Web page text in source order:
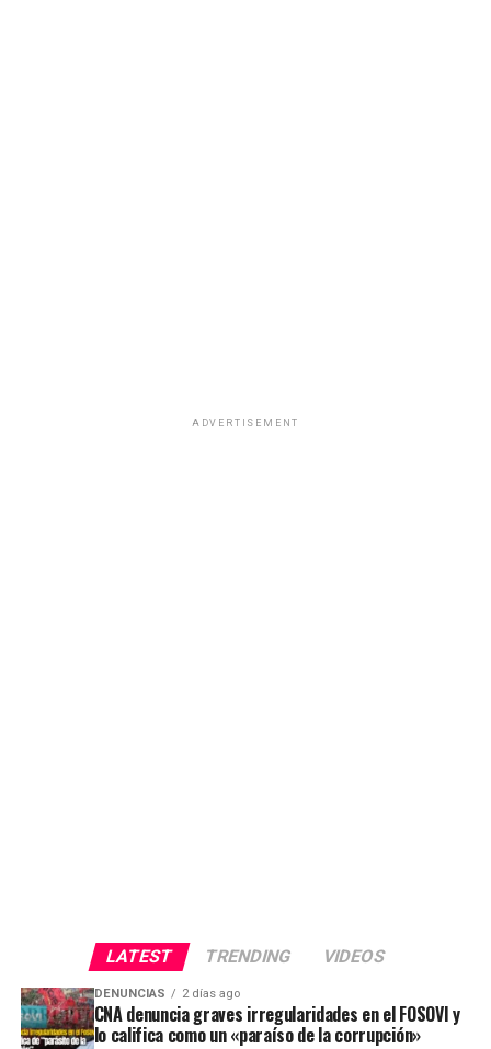
ADVERTISEMENT
LATEST TRENDING VIDEOS
DENUNCIAS 2 días ago
CNA denuncia graves irregularidades en el FOSOVI y
lo califica como un «paraíso de la corrupción»